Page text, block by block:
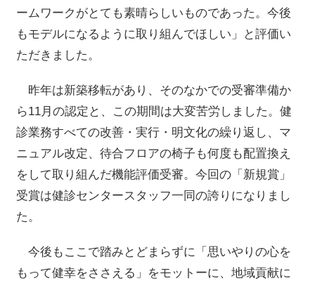
ームワークがとても素晴らしいものであった。今後
もモデルになるように取り組んでほしい」と評価い
ただきました。
昨年は新築移転があり、そのなかでの受審準備か
ら11月の認定と、この期間は大変苦労しました。健
診業務すべての改善・実行・明文化の繰り返し、マ
ニュアル改定、待合フロアの椅子も何度も配置換え
をして取り組んだ機能評価受審。今回の「新規賞」
受賞は健診センタースタッフ一同の誇りになりまし
た。
今後もここで踏みとどまらずに「思いやりの心を
もって健幸をささえる」をモットーに、地域貢献に